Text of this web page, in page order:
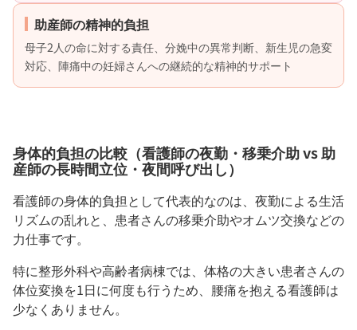
助産師の精神的負担
母子2人の命に対する責任、分娩中の異常判断、新生児の急変
対応、陣痛中の妊婦さんへの継続的な精神的サポート
身体的負担の比較（看護師の夜勤・移乗介助 vs 助
産師の長時間立位・夜間呼び出し）
看護師の身体的負担として代表的なのは、夜勤による生活
リズムの乱れと、患者さんの移乗介助やオムツ交換などの
力仕事です。
特に整形外科や高齢者病棟では、体格の大きい患者さんの
体位変換を1日に何度も行うため、腰痛を抱える看護師は
少なくありません。